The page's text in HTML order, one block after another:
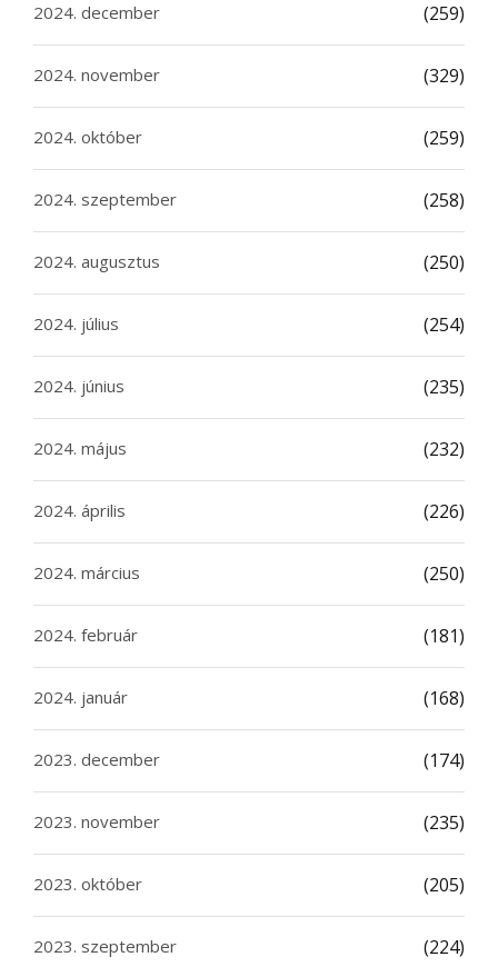
2024. december (259)
2024. november (329)
2024. október (259)
2024. szeptember (258)
2024. augusztus (250)
2024. július (254)
2024. június (235)
2024. május (232)
2024. április (226)
2024. március (250)
2024. február (181)
2024. január (168)
2023. december (174)
2023. november (235)
2023. október (205)
2023. szeptember (224)